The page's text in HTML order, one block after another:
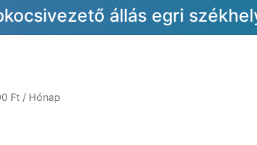
állás egri
Ft / Hónap